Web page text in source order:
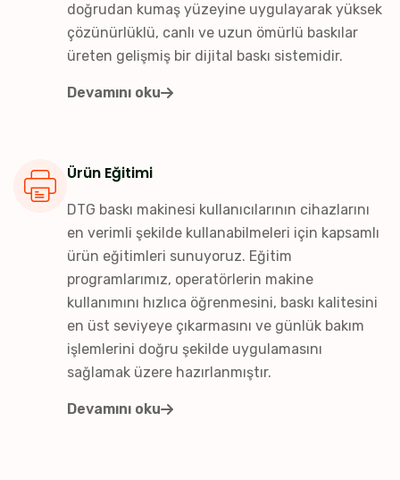
doğrudan kumaş yüzeyine uygulayarak yüksek
çözünürlüklü, canlı ve uzun ömürlü baskılar
üreten gelişmiş bir dijital baskı sistemidir.
Devamını oku
Ürün Eğitimi
DTG baskı makinesi kullanıcılarının cihazlarını
en verimli şekilde kullanabilmeleri için kapsamlı
ürün eğitimleri sunuyoruz. Eğitim
programlarımız, operatörlerin makine
kullanımını hızlıca öğrenmesini, baskı kalitesini
en üst seviyeye çıkarmasını ve günlük bakım
işlemlerini doğru şekilde uygulamasını
sağlamak üzere hazırlanmıştır.
Devamını oku